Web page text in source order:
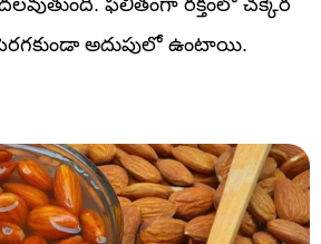
ఫలితంగా రక్తంలో చక్కెర
అదుపులో ఉంటాయి.